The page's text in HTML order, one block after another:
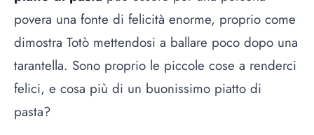
povera una fonte di felicità enorme, proprio come
dimostra Totò mettendosi a ballare poco dopo una
tarantella. Sono proprio le piccole cose a renderci
felici, e cosa più di un buonissimo piatto di
pasta?